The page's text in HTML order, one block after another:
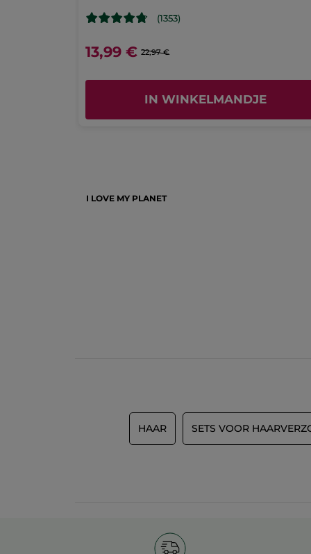
(1353)
13,99 € 22,97 €
IN WINKELMANDJE
I LOVE MY PLANET
HAAR SETS VOOR